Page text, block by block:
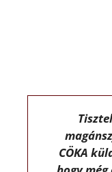
CÖKA